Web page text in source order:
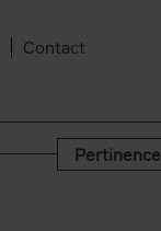
Contact
Pertinence